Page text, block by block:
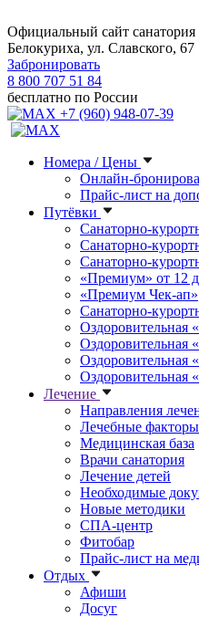
Официальный сайт
Белокуриха, ул. Славского, 67
Забронировать
8 800 707 51 84
бесплатно по России
+7 (960) 948-07-39
Номера / Цены
Онлайн-
Прайс-лист на
Путёвки
Санаторно-
Санаторно-
Санаторно-
«Премиум» от 12
«Премиум Чек-ап»
Санаторно-
Оздоровительная
Оздоровительная
Оздоровительная
Оздоровительная
Лечение
Направления
Лечебные факторы
Медицинская база
Врачи санатория
Лечение детей
Необходимые
Новые методики
СПА-центр
Фитобар
Прайс-лист на
Отдых
Афиши
Досуг